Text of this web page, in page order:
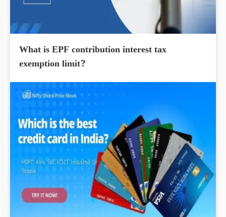
What is EPF contribution interest tax
exemption limit?